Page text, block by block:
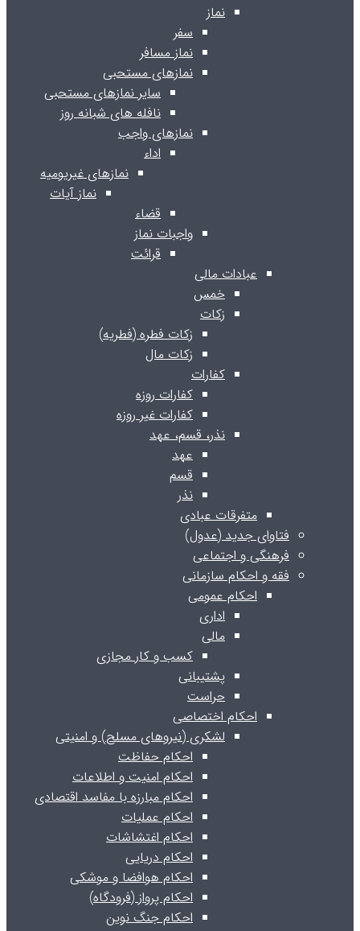
نماز
سفر
نماز مسافر
نمازهای مستحبی
سایر نمازهای مستحبی
نافله های شبانه روز
نمازهای واجب
اداء
نمازهای غیریومیه
نماز آیات
قضاء
واجبات نماز
قرائت
عبادات مالی
خمس
زکات
زکات فطره (فطریه)
زکات مال
کفارات
کفارات روزه
کفارات غیر روزه
نذر، قسم، عهد
عهد
قسم
نذر
متفرقات عبادی
فتاوای جدید (عدول)
فرهنگی و اجتماعی
فقه و احکام سازمانی
احکام عمومی
اداری
مالی
کسب و کار مجازی
پشتیبانی
حراست
احکام اختصاصی
لشکری (نیروهای مسلح) و امنیتی
احکام حفاظت
احکام امنیت و اطلاعات
احکام مبارزه با مفاسد اقتصادی
احکام عملیات
احکام اغتشاشات
احکام دریایی
احکام هوافضا و موشکی
احکام پرواز (فرودگاه)
احکام جنگ نوین